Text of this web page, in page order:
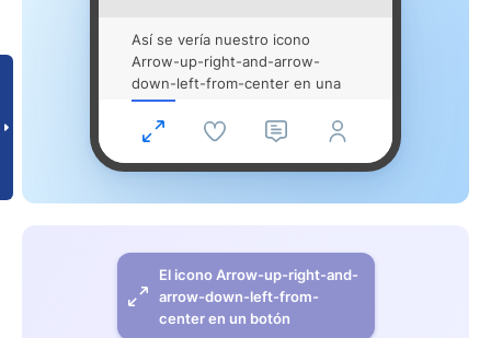
Así se vería nuestro icono
Arrow-up-right-and-arrow-
down-left-from-center en una
app para movil
El icono Arrow-up-right-and-
arrow-down-left-from-
center en un botón